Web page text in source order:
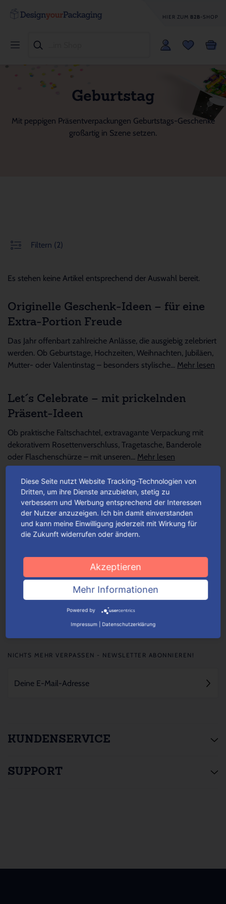
HIER ZUM B2B-SHOP
Geburtstag
Mit peppigen Präsentverpackungen Geburtstags-Geschenke
großartig in Szene setzen.
Filtern (2)
Es stehen keine Artikel entsprechend der Auswahl bereit.
Originelle Geschenk-Ideen – für eine
Extra-Portion Freude
Das Jahr offenbart zahlreiche Anlässe, die ausgiebig zelebriert
werden. Ob Geburtstage, Hochzeiten, Weihnachten, Jubiläen,
Mutter- oder Valentinstag – besonders stylische... Mehr lesen
Let´s Celebrate – mit prickelnden
Präsent-Ideen
Ob praktische Faltschachtel, extravagante Verpackung mit
dekorativem Rosettenverschluss, Tragetasche, Banderole
oder Flaschenschürze – mit unseren... Mehr lesen
Happy Birthday – mit dem besonders
persönlichen Touch
Verleihe deinem Geschenk mit unseren Verpackungslösungen
die besonders persönliche Note. Unsere Verpackungen kannst
KUNDENSERVICE
SUPPORT
NICHTS MEHR VERPASSEN - NEWSLETTER ABONNIEREN!
Diese Seite nutzt Website Tracking-Technologien von
Dritten, um ihre Dienste anzubieten, stetig zu
verbessern und Werbung entsprechend der Interessen
der Nutzer anzuzeigen. Ich bin damit einverstanden
und kann meine Einwilligung jederzeit mit Wirkung für
die Zukunft widerrufen oder ändern.
Akzeptieren
Mehr Informationen
Powered by
Impressum Datenschutzerklärung